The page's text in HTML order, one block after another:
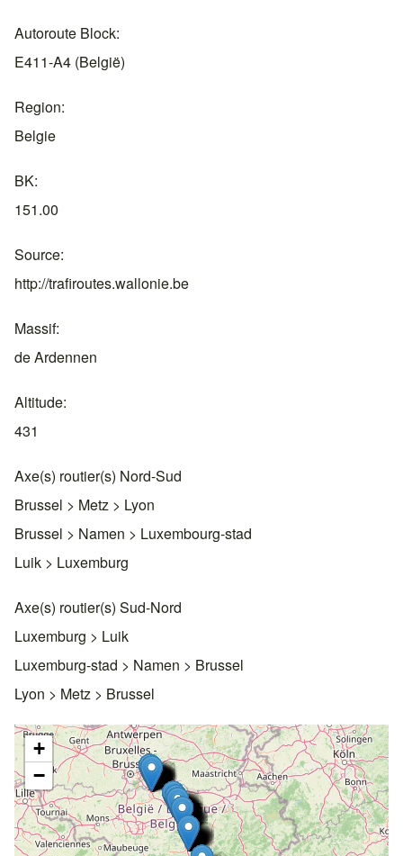
Autoroute Block
E411-A4 (België)
Region
Belgie
BK
151.00
Source
http://trafiroutes.wallonie.be
Massif
de Ardennen
Altitude
431
Axe(s) routier(s) Nord-Sud
Brussel > Metz > Lyon
Brussel > Namen > Luxembourg-stad
Luik > Luxemburg
Axe(s) routier(s) Sud-Nord
Luxemburg > Luik
Luxemburg-stad > Namen > Brussel
Lyon > Metz > Brussel
+
−